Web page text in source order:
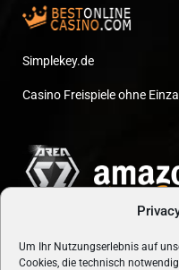
Um Ihr Nutzungserlebnis auf
Cookies, die technisch
Simplekey.de
Casino Freispiele ohne